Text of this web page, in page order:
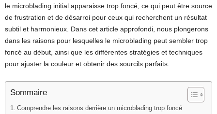
le microblading initial apparaisse trop foncé, ce qui peut être source
de frustration et de désarroi pour ceux qui recherchent un résultat
subtil et harmonieux. Dans cet article approfondi, nous plongerons
dans les raisons pour lesquelles le microblading peut sembler trop
foncé au début, ainsi que les différentes stratégies et techniques
pour ajuster la couleur et obtenir des sourcils parfaits.
Sommaire
Comprendre les raisons derrière un microblading trop foncé